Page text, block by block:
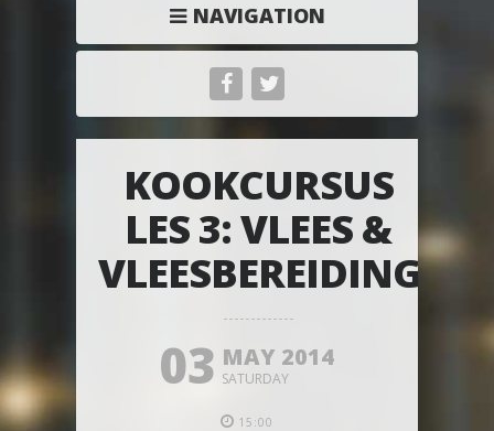
NAVIGATION
KOOKCURSUS
LES 3: VLEES &
VLEESBEREIDINGEN
03 MAY 2014
SATURDAY
15:00